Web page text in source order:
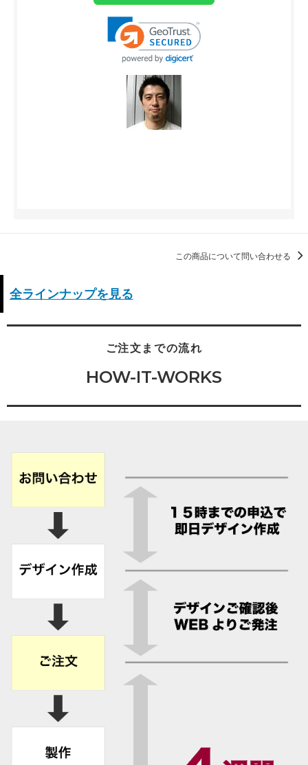
この商品について問い合わせる
全ラインナップを見る
ご注文までの流れ
HOW-IT-WORKS